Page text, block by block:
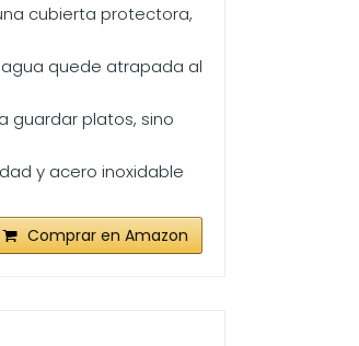
cubierta protectora,
quede atrapada al
guardar platos, sino
y acero inoxidable
Comprar en Amazon